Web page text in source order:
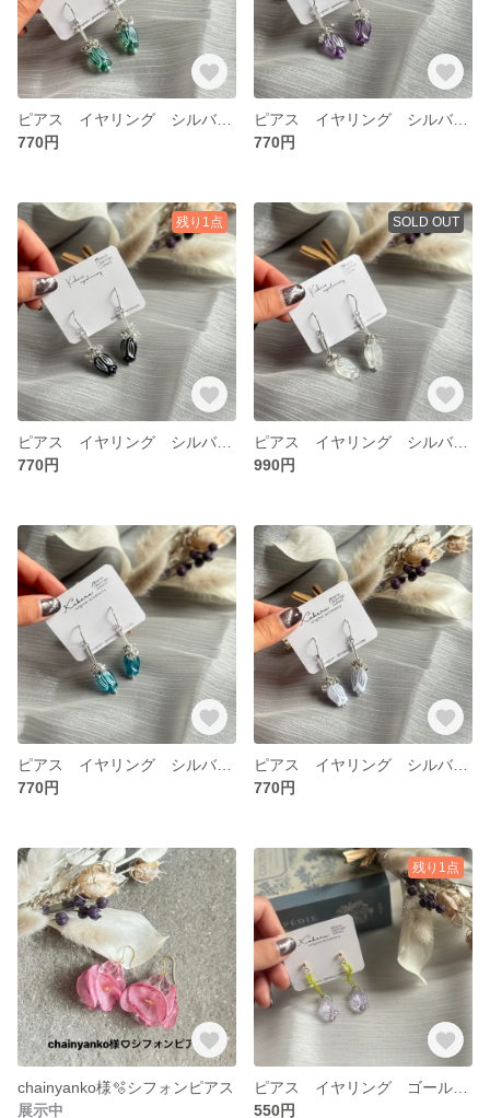
ピアス イヤリング シルバー お花
770円
ピアス イヤリング シルバー お花
770円
残り1点
ピアス イヤリング シルバー お花
770円
SOLD OUT
ピアス イヤリング シルバー お花
990円
ピアス イヤリング シルバー お花
770円
ピアス イヤリング シルバー お花
770円
chainyanko様🫧シフォンピアス
展示中
残り1点
550円